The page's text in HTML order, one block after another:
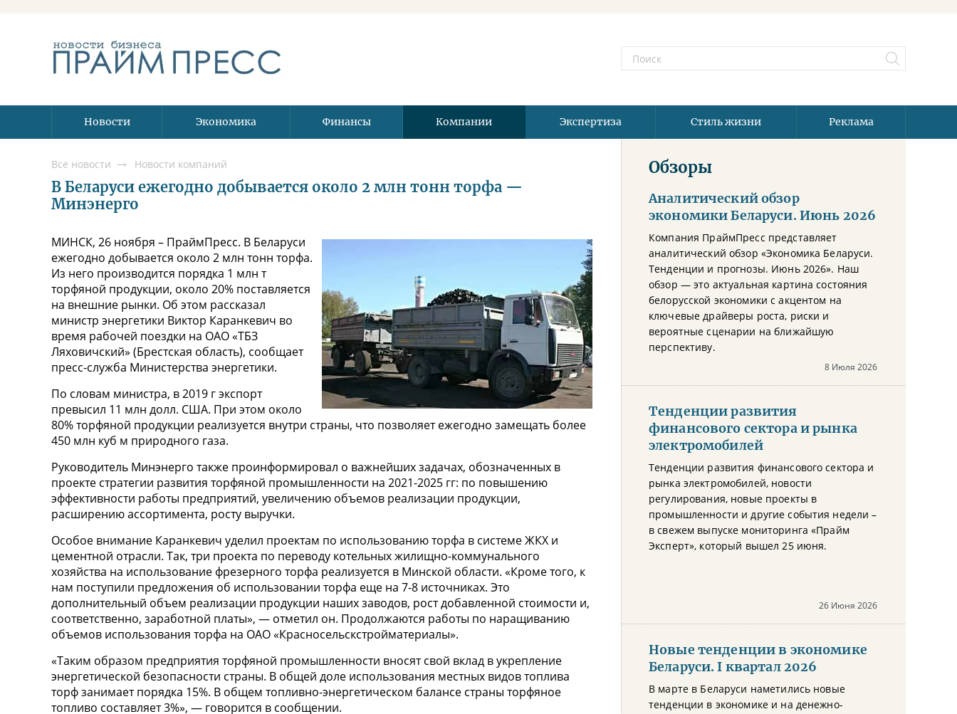
Новости Экономика Финансы Компании Экспертиза Стиль жизни Реклама
Все новости Новости компаний
В Беларуси ежегодно добывается около 2 млн тонн торфа —
Минэнерго
МИНСК, 26 ноября – ПраймПресс. В Беларуси
ежегодно добывается около 2 млн тонн торфа.
Из него производится порядка 1 млн т
торфяной продукции, около 20% поставляется
на внешние рынки. Об этом рассказал
министр энергетики Виктор Каранкевич во
время рабочей поездки на ОАО «ТБЗ
Ляховичский» (Брестская область), сообщает
пресс-служба Министерства энергетики.
По словам министра, в 2019 г экспорт
превысил 11 млн долл. США. При этом около
80% торфяной продукции реализуется внутри страны, что позволяет ежегодно замещать более
450 млн куб м природного газа.
Руководитель Минэнерго также проинформировал о важнейших задачах, обозначенных в
проекте стратегии развития торфяной промышленности на 2021-2025 гг: по повышению
эффективности работы предприятий, увеличению объемов реализации продукции,
расширению ассортимента, росту выручки.
Особое внимание Каранкевич уделил проектам по использованию торфа в системе ЖКХ и
цементной отрасли. Так, три проекта по переводу котельных жилищно-коммунального
хозяйства на использование фрезерного торфа реализуется в Минской области. «Кроме того, к
нам поступили предложения об использовании торфа еще на 7-8 источниках. Это
дополнительный объем реализации продукции наших заводов, рост добавленной стоимости и,
соответственно, заработной платы», — отметил он. Продолжаются работы по наращиванию
объемов использования торфа на ОАО «Красносельскстройматериалы».
«Таким образом предприятия торфяной промышленности вносят свой вклад в укрепление
энергетической безопасности страны. В общей доле использования местных видов топлива
торф занимает порядка 15%. В общем топливно-энергетическом балансе страны торфяное
топливо составляет 3%», — говорится в сообщении.
Обзоры
Аналитический обзор
экономики Беларуси. Июнь 2026
Компания ПраймПресс представляет
аналитический обзор «Экономика Беларуси.
Тенденции и прогнозы. Июнь 2026». Наш
обзор — это актуальная картина состояния
белорусской экономики с акцентом на
ключевые драйверы роста, риски и
вероятные сценарии на ближайшую
перспективу.
8 Июля 2026
Тенденции развития
финансового сектора и рынка
электромобилей
Тенденции развития финансового сектора и
рынка электромобилей, новости
регулирования, новые проекты в
промышленности и другие события недели –
в свежем выпуске мониторинга «Прайм
Эксперт», который вышел 25 июня.
26 Июня 2026
Новые тенденции в экономике
Беларуси. I квартал 2026
В марте в Беларуси наметились новые
тенденции в экономике и на денежно-